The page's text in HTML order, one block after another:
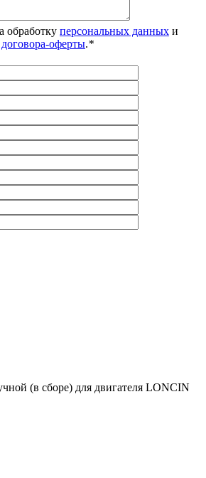
обработку персональных данных и
договора-оферты.*
(в сборе) для двигателя LONCIN